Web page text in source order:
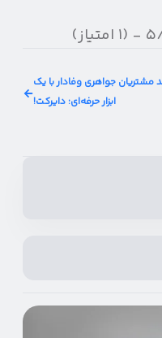
مشتریان جواهری وفادار با یک
ابزار حرفه‌ای: دایرکت!